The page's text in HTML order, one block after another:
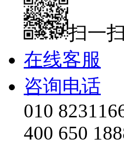
扫一
在线客服
咨询电话
010
400 650